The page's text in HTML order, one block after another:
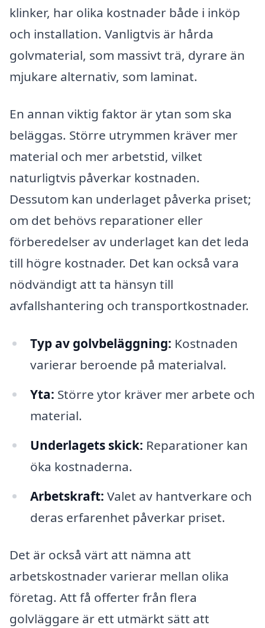
klinker, har olika kostnader både i inköp
och installation. Vanligtvis är hårda
golvmaterial, som massivt trä, dyrare än
mjukare alternativ, som laminat.
En annan viktig faktor är ytan som ska
beläggas. Större utrymmen kräver mer
material och mer arbetstid, vilket
naturligtvis påverkar kostnaden.
Dessutom kan underlaget påverka priset;
om det behövs reparationer eller
förberedelser av underlaget kan det leda
till högre kostnader. Det kan också vara
nödvändigt att ta hänsyn till
avfallshantering och transportkostnader.
Typ av golvbeläggning: Kostnaden
varierar beroende på materialval.
Yta: Större ytor kräver mer arbete och
material.
Underlagets skick: Reparationer kan
öka kostnaderna.
Arbetskraft: Valet av hantverkare och
deras erfarenhet påverkar priset.
Det är också värt att nämna att
arbetskostnader varierar mellan olika
företag. Att få offerter från flera
golvläggare är ett utmärkt sätt att